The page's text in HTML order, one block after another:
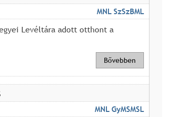
MNL SzSzBML
Levéltára adott otthont a
Bővebben
MNL GyMSMSL